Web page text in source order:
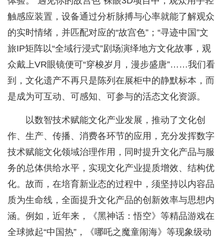
触感应装置，设备通过分析脉搏与心率就能了解观众
的实时情绪，并匹配对应的“故宫色”；“寻迹中国”文
旅IP矩阵以“全域行浸式”剧场演绎地方文化故事，观
众戴上VR眼镜便可“穿梭岁月，漫步盛唐”……我们看
到，文化遗产不再只是陈列在展柜中的静默标本，而
是成为可互动、可感知、可参与的活态文化资源。
以数智技术赋能文化产业发展，推动了文化创
作、生产、传播、消费各环节的应用，充分发挥数字
技术赋能文化领域治理作用，同时提升文化产品与服
务的总体供给水平，实现文化产业提质增效、结构优
化。故而，在培育新业态的过程中，须坚持以内容品
质为生命线，全面提升文化产品的创新效率与思想内
涵。例如，近年来，《黑神话：悟空》等精品游戏在
全球掀起“中国热”，《哪吒之魔童闹海》等现象级动